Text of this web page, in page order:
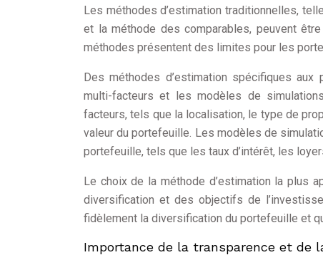
Les méthodes d’estimation traditionnelles,
et la méthode des comparables, peuvent
méthodes présentent des limites pour les
Des méthodes d’estimation spécifiques
multi-facteurs et les modèles de
facteurs, tels que la localisation, le type de
valeur du portefeuille. Les modèles de
portefeuille, tels que les taux d’intérêt, les
Le choix de la méthode d’estimation la plus
diversification et des objectifs de
fidèlement la diversification du portefeuille et
Importance de la transparence et de